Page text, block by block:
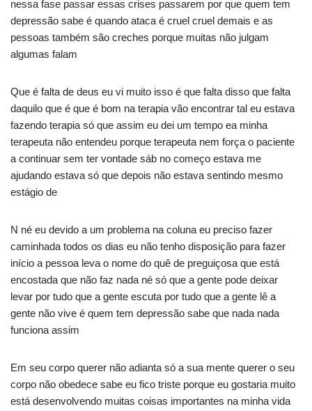
nessa fase passar essas crises passarem por que quem tem
depressão sabe é quando ataca é cruel cruel demais e as
pessoas também são creches porque muitas não julgam
algumas falam
Que é falta de deus eu vi muito isso é que falta disso que falta
daquilo que é que é bom na terapia vão encontrar tal eu estava
fazendo terapia só que assim eu dei um tempo ea minha
terapeuta não entendeu porque terapeuta nem força o paciente
a continuar sem ter vontade sáb no começo estava me
ajudando estava só que depois não estava sentindo mesmo
estágio de
N né eu devido a um problema na coluna eu preciso fazer
caminhada todos os dias eu não tenho disposição para fazer
início a pessoa leva o nome do quê de preguiçosa que está
encostada que não faz nada né só que a gente pode deixar
levar por tudo que a gente escuta por tudo que a gente lê a
gente não vive é quem tem depressão sabe que nada nada
funciona assim
Em seu corpo querer não adianta só a sua mente querer o seu
corpo não obedece sabe eu fico triste porque eu gostaria muito
está desenvolvendo muitas coisas importantes na minha vida